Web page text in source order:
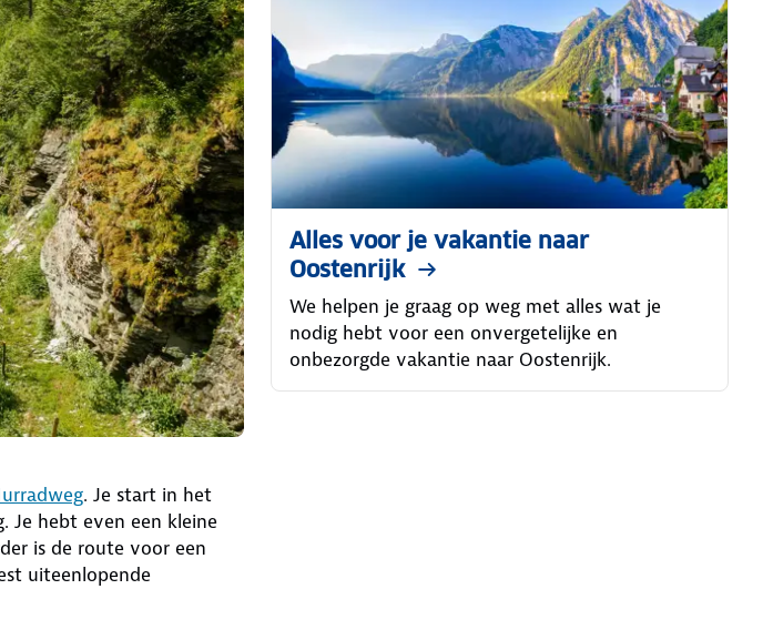
. Je start in het
Je hebt even een kleine
is de route voor een
uiteenlopende
Alles voor je vakantie naar
Oostenrijk
We helpen je graag op weg met alles wat je
nodig hebt voor een onvergetelijke en
onbezorgde vakantie naar Oostenrijk.